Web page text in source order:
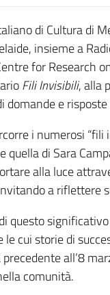
di Cultura di
insieme a
for Research
Fili Invisibili, alla
domande e
i numerosi “fili
quella di Sara
alla luce
a riflettere
questo
le cui storie di
all’8
comunità.